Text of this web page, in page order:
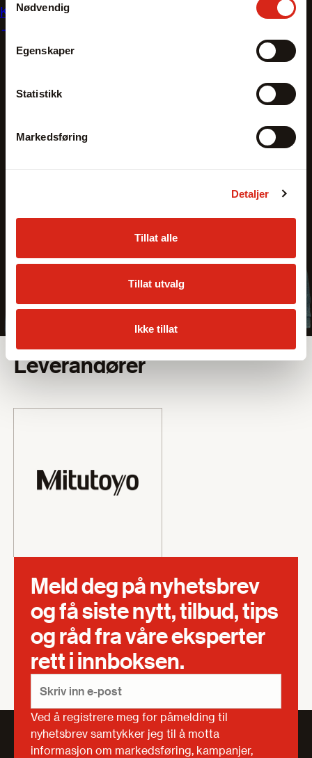
Nødvendig
Egenskaper
Statistikk
Markedsføring
Detaljer
Tillat alle
Tillat utvalg
Ikke tillat
Kontakt oss
Sortiment
Leverandører
Meld deg på nyhetsbrev
og få siste nytt, tilbud, tips
og råd fra våre eksperter
rett i innboksen.
Ved å registrere meg for påmelding til
nyhetsbrev samtykker jeg til å motta
informasjon om markedsføring, kampanjer,